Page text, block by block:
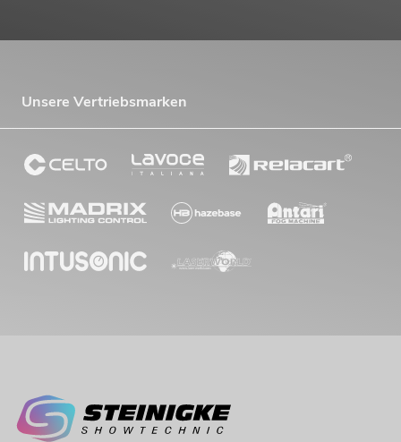
Unsere Vertriebsmarken